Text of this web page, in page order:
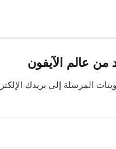
من عالم الآيفون
المرسلة إلى بريدك